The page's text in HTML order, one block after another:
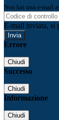
Non hai una e-mail
E-mail inviata, si
Errore
Chiudi
Successo
Chiudi
Informazione
Chiudi